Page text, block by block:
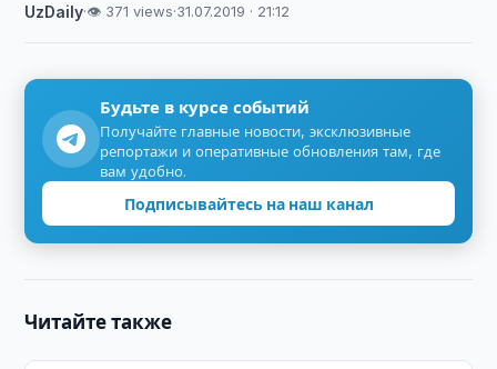
UzDaily·👁 371 views·31.07.2019 · 21:12
Будьте в курсе событий
Получайте главные новости, эксклюзивные
репортажи и оперативные обновления там, где
вам удобно.
Подписывайтесь на наш канал
Читайте также